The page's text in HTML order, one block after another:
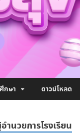
กษา ดาวน์โหลด
ำนวยการโรงเรียน